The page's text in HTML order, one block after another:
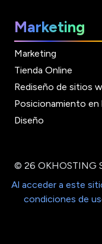
Marketing
Marketing
Tienda Online
Rediseño de sitios
Posicionamiento en
Diseño
© 26 OKHOSTING
Al acceder a este
condiciones de